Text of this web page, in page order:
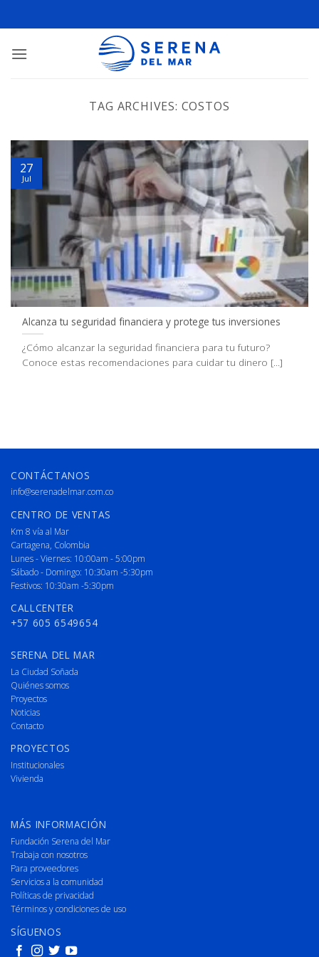
TAG ARCHIVES: COSTOS
Alcanza tu seguridad financiera y protege tus inversiones
¿Cómo alcanzar la seguridad financiera para tu futuro?
Conoce estas recomendaciones para cuidar tu dinero [...]
27
Jul
CONTÁCTANOS
info@serenadelmar.com.co
CENTRO DE VENTAS
Km 8 vía al Mar
Cartagena, Colombia
Lunes - Viernes: 10:00am - 5:00pm
Sábado - Domingo: 10:30am -5:30pm
Festivos: 10:30am -5:30pm
CALLCENTER
+57 605 6549654
SERENA DEL MAR
La Ciudad Soñada
Quiénes somos
Proyectos
Noticias
Contacto
PROYECTOS
Institucionales
Vivienda
MÁS INFORMACIÓN
Fundación Serena del Mar
Trabaja con nosotros
Para proveedores
Servicios a la comunidad
Políticas de privacidad
Términos y condiciones de uso
SÍGUENOS